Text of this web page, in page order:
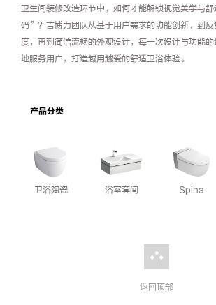
卫生间装修改造环节中，如何才能解锁视觉美学与
码”？吉博力团队从基于用户需求的功能创新，到
度，再到简洁流畅的外观设计，每一次设计与功能
地服务用户，打造越用越爱的舒适卫浴体验。
产品分类
卫浴陶瓷 浴室套间 Spina
返回顶部